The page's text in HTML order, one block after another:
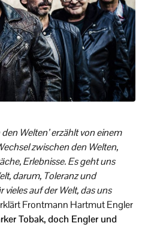
Welten’ erzählt von einem
zwischen den Welten,
Erlebnisse. Es geht uns
darum, Toleranz und
auf der Welt, das uns
Frontmann Hartmut Engler
Tobak, doch Engler und